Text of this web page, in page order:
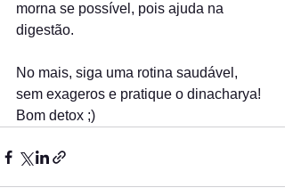
morna se possível, pois ajuda na
digestão.
No mais, siga uma rotina saudável,
sem exageros e pratique o dinacharya!
Bom detox ;)